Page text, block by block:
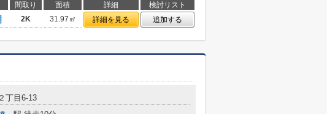
間取り 面積 詳細
検討リスト
2K 31.97㎡ 詳細を見る 追加する
２丁目6-13